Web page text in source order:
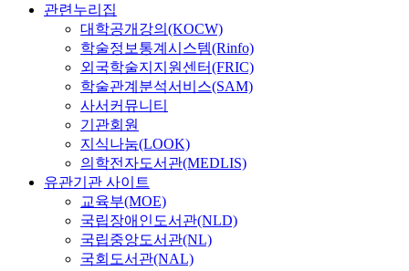
관련누리집
대학공개강의(KOCW)
학술정보통계시스템(Rinfo)
외국학술지지원센터(FRIC)
학술관계분석서비스(SAM)
사서커뮤니티
기관회원
지식나눔(LOOK)
의학전자도서관(MEDLIS)
유관기관 사이트
교육부(MOE)
국립장애인도서관(NLD)
국립중앙도서관(NL)
국회도서관(NAL)